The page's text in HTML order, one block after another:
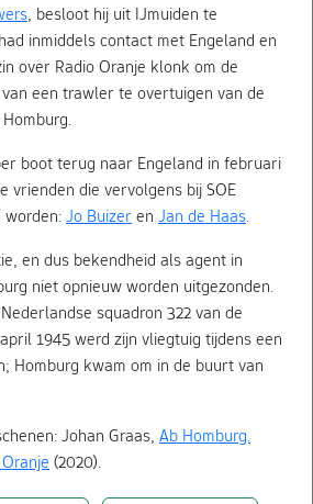
, besloot hij uit IJmuiden te
inmiddels contact met Engeland en
over Radio Oranje klonk om de
een trawler te overtuigen van de
boot terug naar Engeland in februari
vrienden die vervolgens bij SOE
worden:Jo Buizer en Jan de Haas.
en dus bekendheid als agent in
niet opnieuw worden uitgezonden.
squadron 322 van de
1945 werd zijn vliegtuig tijdens een
Homburg kwam om in de buurt van
Johan Graas, Ab Homburg.
(2020).